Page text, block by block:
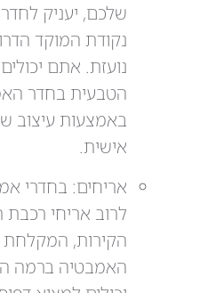
שלכם, יעניק
נקודת המוקד
נועזת. אתם
הטבעית בחדר
באמצעות עיצוב
אישית.
אריחים: בחדרי
לרוב אריחי
הקירות, המקלחת
האמבטיה ברמה